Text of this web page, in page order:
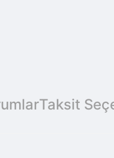
Taksit